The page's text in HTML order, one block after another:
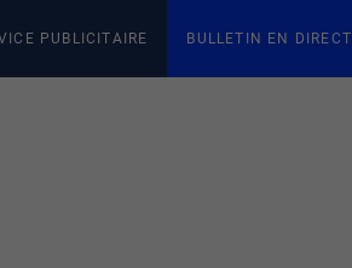
PUBLICITAIRE BULLETIN EN DIRECT